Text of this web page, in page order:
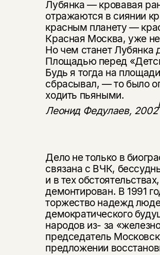
Лубянка — кровавая
отражаются в сиянии
красным планету —
Красная Москва, уже
Но чем станет Лубянка
Площадью перед
Будь я тогда на
сбрасывал, — то было
ходить пьяными.
Леонид Федулаев, 2002
Дело не только в
связана с ВЧК,
и в тех
демонтирован. В 1991
торжество надежд
демократического
народов из- за
председатель
предложении